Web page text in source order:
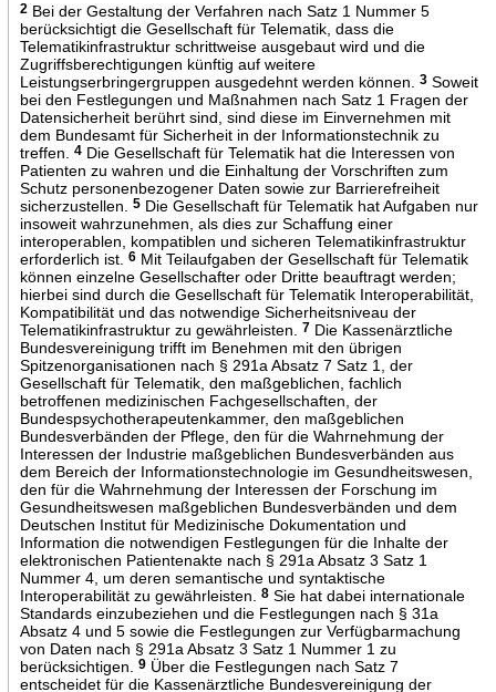
2Bei der Gestaltung der Verfahren nach Satz 1 Nummer 5
berücksichtigt die Gesellschaft für Telematik, dass die
Telematikinfrastruktur schrittweise ausgebaut wird und die
Zugriffsberechtigungen künftig auf weitere
Leistungserbringergruppen ausgedehnt werden können.
3Soweit
bei den Festlegungen und Maßnahmen nach Satz 1 Fragen der
Datensicherheit berührt sind, sind diese im Einvernehmen mit
dem Bundesamt für Sicherheit in der Informationstechnik zu
treffen.
4Die Gesellschaft für Telematik hat die Interessen von
Patienten zu wahren und die Einhaltung der Vorschriften zum
Schutz personenbezogener Daten sowie zur Barrierefreiheit
sicherzustellen.
5Die Gesellschaft für Telematik hat Aufgaben nur
insoweit wahrzunehmen, als dies zur Schaffung einer
interoperablen, kompatiblen und sicheren Telematikinfrastruktur
erforderlich ist.
6Mit Teilaufgaben der Gesellschaft für Telematik
können einzelne Gesellschafter oder Dritte beauftragt werden;
hierbei sind durch die Gesellschaft für Telematik Interoperabilität,
Kompatibilität und das notwendige Sicherheitsniveau der
Telematikinfrastruktur zu gewährleisten.
7Die Kassenärztliche
Bundesvereinigung trifft im Benehmen mit den übrigen
Spitzenorganisationen nach § 291a Absatz 7 Satz 1, der
Gesellschaft für Telematik, den maßgeblichen, fachlich
betroffenen medizinischen Fachgesellschaften, der
Bundespsychotherapeutenkammer, den maßgeblichen
Bundesverbänden der Pflege, den für die Wahrnehmung der
Interessen der Industrie maßgeblichen Bundesverbänden aus
dem Bereich der Informationstechnologie im Gesundheitswesen,
den für die Wahrnehmung der Interessen der Forschung im
Gesundheitswesen maßgeblichen Bundesverbänden und dem
Deutschen Institut für Medizinische Dokumentation und
Information die notwendigen Festlegungen für die Inhalte der
elektronischen Patientenakte nach § 291a Absatz 3 Satz 1
Nummer 4, um deren semantische und syntaktische
Interoperabilität zu gewährleisten.
8Sie hat dabei internationale
Standards einzubeziehen und die Festlegungen nach § 31a
Absatz 4 und 5 sowie die Festlegungen zur Verfügbarmachung
von Daten nach § 291a Absatz 3 Satz 1 Nummer 1 zu
berücksichtigen.
9Über die Festlegungen nach Satz 7
entscheidet für die Kassenärztliche Bundesvereinigung der